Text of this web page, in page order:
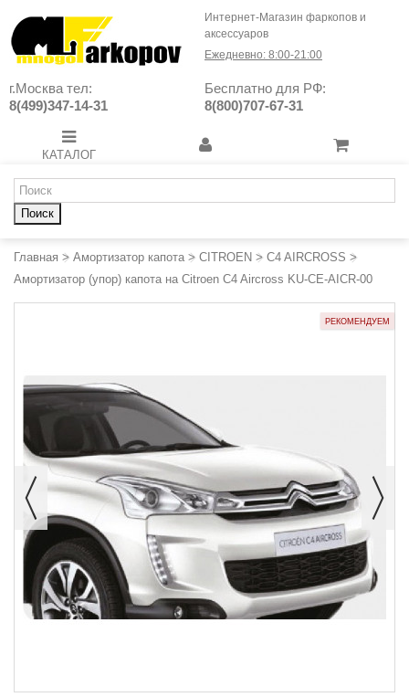
Интернет-Магазин фаркопов и
аксессуаров
Ежедневно: 8:00-21:00
г.Москва тел:
8(499)347-14-31
Бесплатно для РФ:
8(800)707-67-31
КАТАЛОГ
Поиск
Главная > Амортизатор капота > CITROEN > C4 AIRCROSS >
Амортизатор (упор) капота на Citroen C4 Aircross KU-CE-AICR-00
РЕКОМЕНДУЕМ